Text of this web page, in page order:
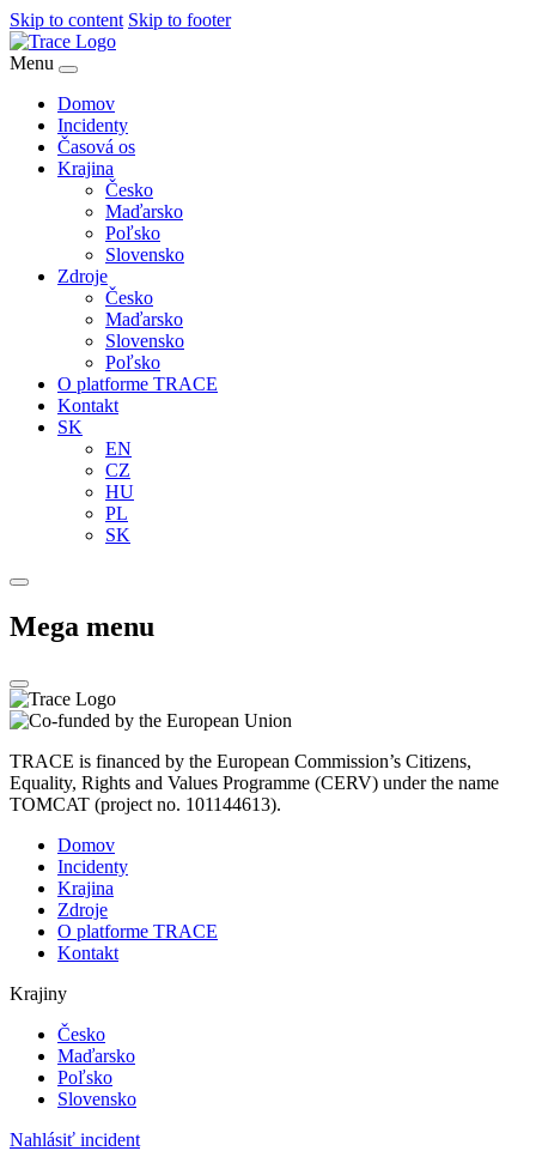
Skip to content Skip to footer
Menu
Domov
Incidenty
Časová os
Krajina
Česko
Maďarsko
Poľsko
Slovensko
Zdroje
Česko
Maďarsko
Slovensko
Poľsko
O platforme TRACE
Kontakt
SK
EN
CZ
HU
PL
SK
Mega menu
TRACE is financed by the European Commission’s Citizens,
Equality, Rights and Values Programme (CERV) under the name
TOMCAT (project no. 101144613).
Domov
Incidenty
Krajina
Zdroje
O platforme TRACE
Kontakt
Krajiny
Česko
Maďarsko
Poľsko
Slovensko
Nahlásiť incident